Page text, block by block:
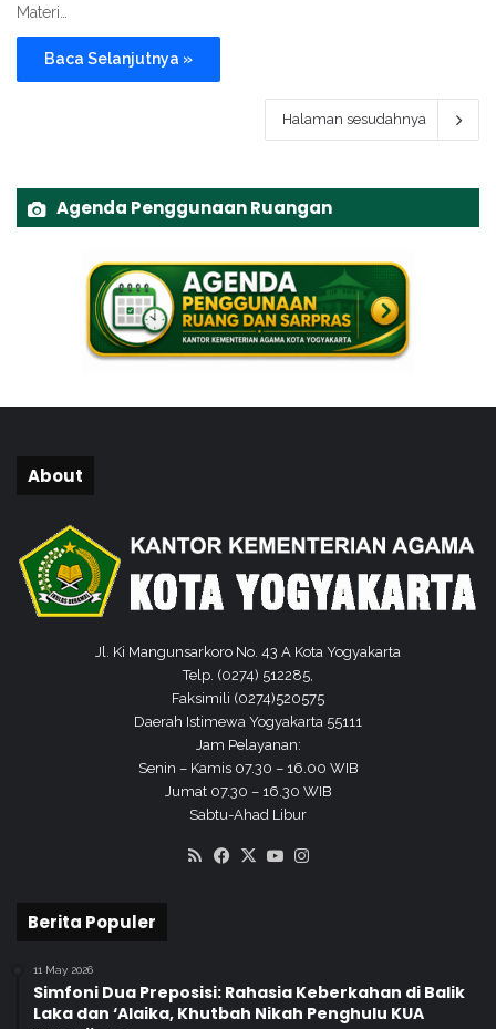
Materi…
Baca Selanjutnya »
Halaman sesudahnya
Agenda Penggunaan Ruangan
About
Jl. Ki Mangunsarkoro No. 43 A Kota Yogyakarta
Telp. (0274) 512285,
Faksimili (0274)520575
Daerah Istimewa Yogyakarta 55111
Jam Pelayanan:
Senin – Kamis 07.30 – 16.00 WIB
Jumat 07.30 – 16.30 WIB
Sabtu-Ahad Libur
RSS Facebook
X YouTube
Berita Populer
11 May 2026
Simfoni Dua Preposisi: Rahasia Keberkahan di Balik
Laka dan ‘Alaika, Khutbah Nikah Penghulu KUA